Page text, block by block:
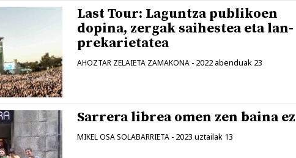
Last Tour: Laguntza publikoen
dopina, zergak saihestea eta lan-
prekarietatea
AHOZTAR ZELAIETA ZAMAKONA - 2022 abenduak 23
Sarrera librea omen zen baina ez
MIKEL OSA SOLABARRIETA - 2023 uztailak 13